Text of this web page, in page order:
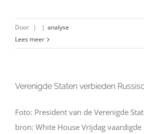
Door | | analyse
Lees meer
Verenigde Staten verbieden
Foto: President van de Verenigde
bron: White House Vrijdag